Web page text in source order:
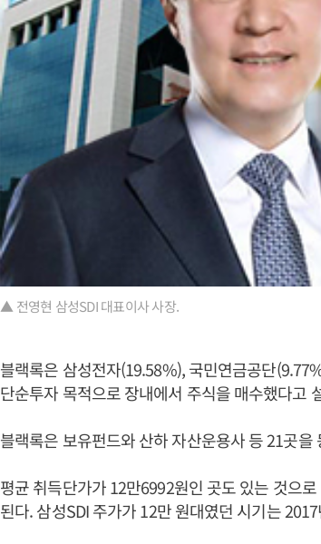
▲ 전영현 삼성SDI 대표이사 사장.
블랙록은 삼성전자(19.58%), 국민연금공단
단순투자 목적으로 장내에서 주식을 매수했다고
블랙록은 보유펀드와 산하 자산운용사 등 21곳
평균 취득단가가 12만6992원인 곳도 있는 것으
된다. 삼성SDI 주가가 12만 원대였던 시기는